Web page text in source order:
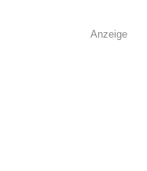
Anzeige